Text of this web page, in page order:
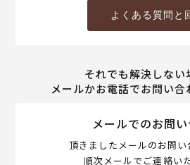
よくある質問と
それでも解決しない
メールかお電話でお問い合
メールでのお問
頂きましたメールのお問い
順次メールでご連絡い